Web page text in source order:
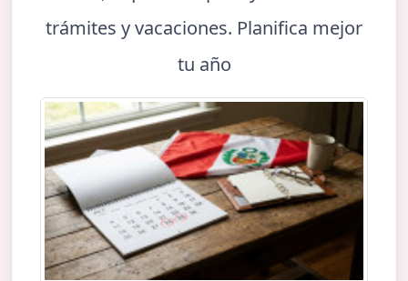
trámites y vacaciones. Planifica mejor
tu año